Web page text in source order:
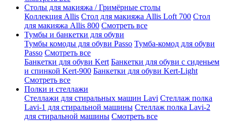
Столы для макияжа / Гримёрные столы
Коллекция Allis Стол для макияжа Allis Loft 700 Стол
для макияжа Allis 800 Смотреть все
Тумбы и банкетки для обуви
Тумбы комоды для обуви Passo Тумба-комод для обуви
Passo Смотреть все
Банкетки для обуви Kert Банкетки для обуви с сиденьем
и спинкой Kert-900 Банкетки для обуви Kert-Light
Смотреть все
Полки и стеллажи
Стеллажи для стиральных машин Lavi Стеллаж полка
Lavi-1 для стиральной машины Стеллаж полка Lavi-2
для стиральной машины Смотреть все